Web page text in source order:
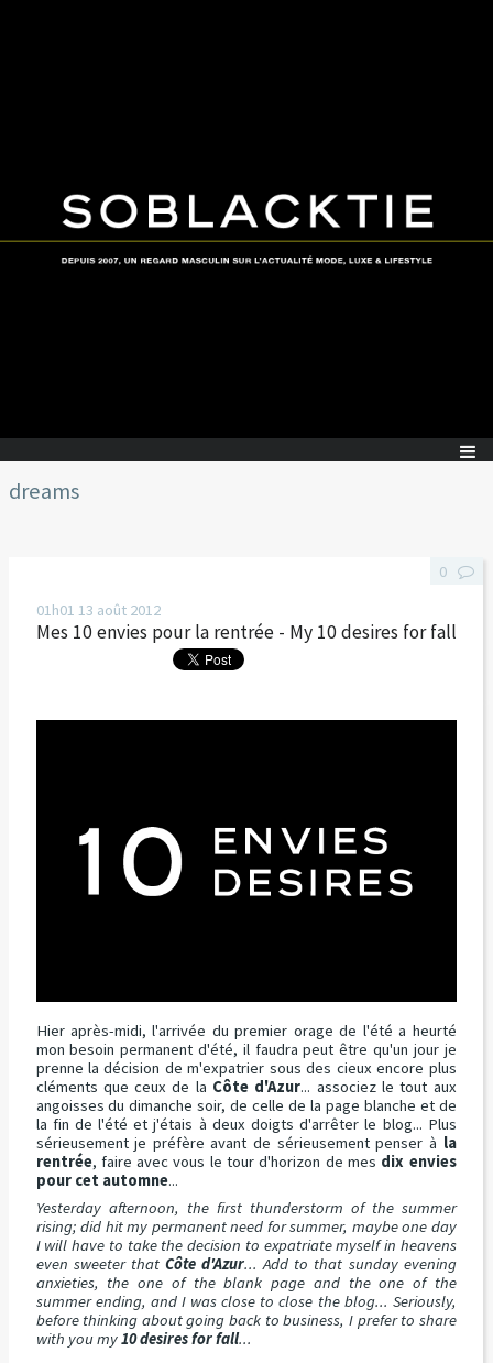
dreams
01h01 13 août 2012
Mes 10 envies pour la rentrée - My 10 desires for fall
Hier après-midi, l'arrivée du premier orage de l'été a heurté
mon besoin permanent d'été, il faudra peut être qu'un jour je
prenne la décision de m'expatrier sous des cieux encore plus
cléments que ceux de la Côte d'Azur... associez le tout aux
angoisses du dimanche soir, de celle de la page blanche et de
la fin de l'été et j'étais à deux doigts d'arrêter le blog... Plus
sérieusement je préfère avant de sérieusement penser à la
rentrée, faire avec vous le tour d'horizon de mes dix envies
pour cet automne...
Yesterday afternoon, the first thunderstorm of the summer
rising; did hit my permanent need for summer, maybe one day
I will have to take the decision to expatriate myself in heavens
even sweeter that Côte d'Azur... Add to that sunday evening
anxieties, the one of the blank page and the one of the
summer ending, and I was close to close the blog... Seriously,
before thinking about going back to business, I prefer to share
with you my10 desires for fall...
0